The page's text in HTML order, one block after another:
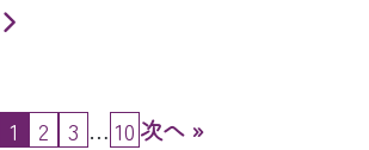
1 2 3 … 10 次へ »